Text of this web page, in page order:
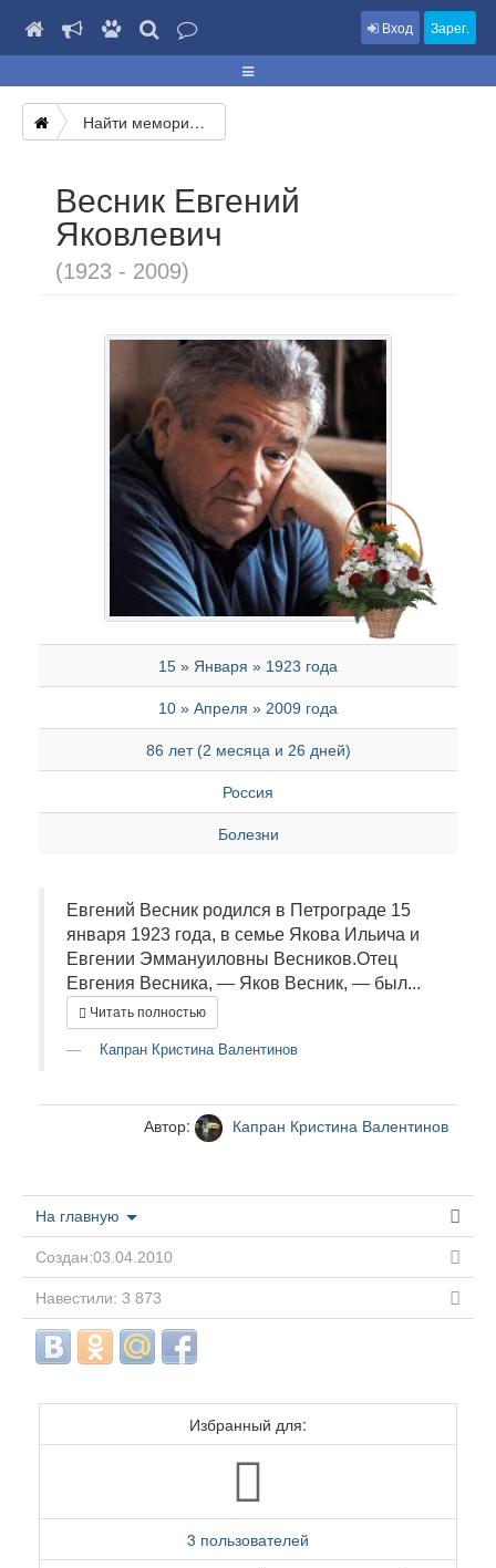
Вход Зарег.
Найти мемориал
Весник Евгений
Яковлевич
(1923 - 2009)
15 » Января » 1923 года
10 » Апреля » 2009 года
86 лет (2 месяца и 26 дней)
Россия
Болезни
Евгений Весник родился в Петрограде 15
января 1923 года, в семье Якова Ильича и
Евгении Эммануиловны Весников.Отец
Евгения Весника, — Яков Весник, — был...
Читать полностью
Капран Кристина Валентинов
Автор: Капран Кристина Валентинов
На главную
Создан:03.04.2010
Навестили: 3 873
Избранный для:
3 пользователей